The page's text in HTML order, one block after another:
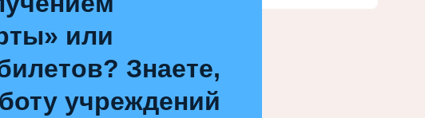
или
Знаете,
учреждений